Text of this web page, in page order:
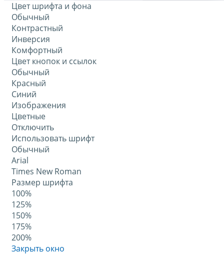
Цвет шрифта и фона
Обычный
Контрастный
Инверсия
Комфортный
Цвет кнопок и ссылок
Обычный
Красный
Синий
Изображения
Цветные
Отключить
Использовать шрифт
Обычный
Arial
Times New Roman
Размер шрифта
100%
125%
150%
175%
200%
Закрыть окно